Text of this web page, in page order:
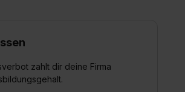
zahlt dir deine Firma